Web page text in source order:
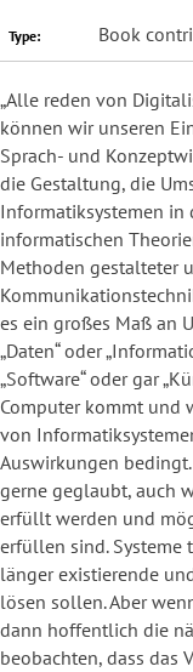
Type: Book
„Alle reden von
können wir unseren
Sprach- und
die Gestaltung, die
Informatiksystemen in
informatischen
Methoden gestalteter
es ein großes Maß an
„Daten“ oder
„Software“ oder gar
Computer kommt und
von
Auswirkungen
gerne geglaubt, auch
erfüllt werden und
erfüllen sind. Systeme
länger existierende
lösen sollen. Aber
dann hoffentlich die
beobachten, dass das